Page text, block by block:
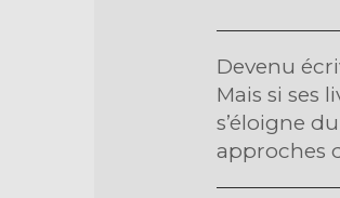
Devenu
Mais si ses
s’éloigne
approches